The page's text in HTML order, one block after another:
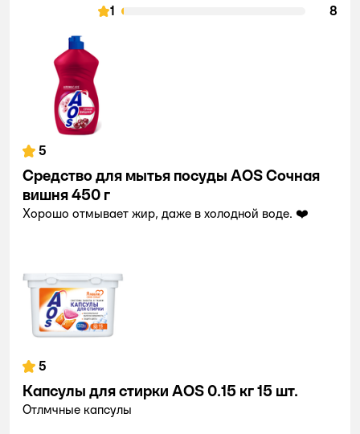
1
8
5
Средство для мытья посуды AOS Сочная
вишня 450 г
Хорошо отмывает жир, даже в холодной воде. ❤️
5
Капсулы для стирки AOS 0.15 кг 15 шт.
Отлмчные капсулы